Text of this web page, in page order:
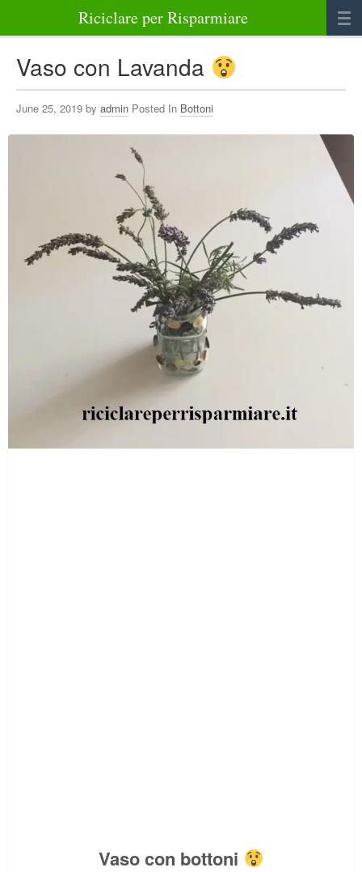
Riciclare per Risparmiare
Bellezza Benessere e Salute
Vaso con Lavanda
June 25, 2019 by admin Posted In Bottoni
Vaso con bottoni